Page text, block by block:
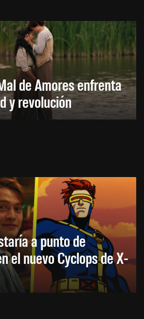
de Amores enfrenta
y revolución
a punto de
el nuevo Cyclops de X-